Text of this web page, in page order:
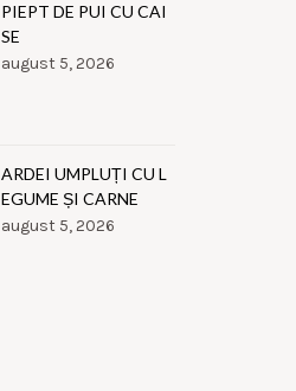
PIEPT DE PUI CU CAI
SE
august 5, 2026
ARDEI UMPLUȚI CU L
EGUME ȘI CARNE
august 5, 2026